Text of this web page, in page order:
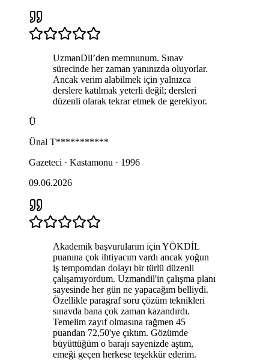
UzmanDil’den memnunum. Sınav
sürecinde her zaman yanınızda oluyorlar.
Ancak verim alabilmek için yalnızca
derslere katılmak yeterli değil; dersleri
düzenli olarak tekrar etmek de gerekiyor.
Ü
Ünal T***********
Gazeteci · Kastamonu · 1996
09.06.2026
Akademik başvurularım için YÖKDİL
puanına çok ihtiyacım vardı ancak yoğun
iş tempomdan dolayı bir türlü düzenli
çalışamıyordum. Uzmandil'in çalışma planı
sayesinde her gün ne yapacağım belliydi.
Özellikle paragraf soru çözüm teknikleri
sınavda bana çok zaman kazandırdı.
Temelim zayıf olmasına rağmen 45
puandan 72,50'ye çıktım. Gözümde
büyüttüğüm o barajı sayenizde aştım,
emeği geçen herkese teşekkür ederim.